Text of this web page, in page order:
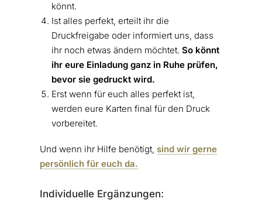
könnt.
Ist alles perfekt, erteilt ihr die
Druckfreigabe oder informiert uns, dass
ihr noch etwas ändern möchtet. So könnt
ihr eure Einladung ganz in Ruhe prüfen,
bevor sie gedruckt wird.
Erst wenn für euch alles perfekt ist,
werden eure Karten final für den Druck
vorbereitet.
Und wenn ihr Hilfe benötigt, sind wir gerne
persönlich für euch da.
Individuelle Ergänzungen: